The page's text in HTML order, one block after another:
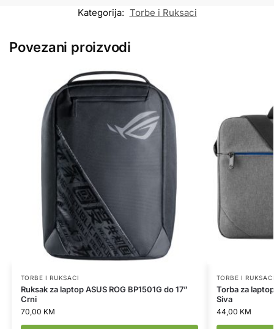
Kategorija: Torbe i Ruksaci
Povezani proizvodi
TORBE I RUKSACI
Ruksak za laptop ASUS ROG BP1501G do 17”
Crni
70,00 KM
TORBE I
Torba za laptop
Siva
44,00 KM